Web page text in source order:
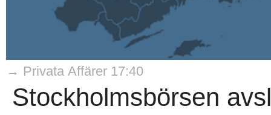
→ Privata Affärer 17:40
Stockholmsbörsen